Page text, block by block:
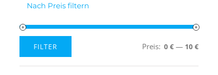
Nach Preis filtern
Preis
Preis
FILTER Preis: 0 € — 10 €